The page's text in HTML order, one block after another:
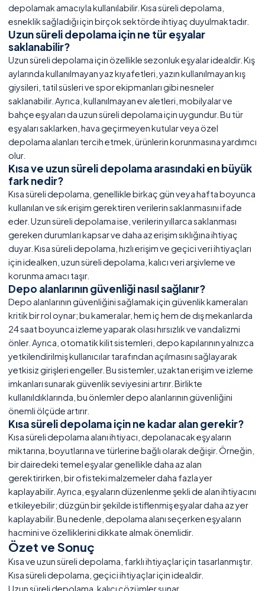
depolamak amacıyla kullanılabilir. Kısa süreli depolama,
esneklik sağladığı için birçok sektörde ihtiyaç duyulmaktadır.
Uzun süreli depolama için ne tür eşyalar
saklanabilir?
Uzun süreli depolama için özellikle sezonluk eşyalar idealdir. Kış
aylarında kullanılmayan yaz kıyafetleri, yazın kullanılmayan kış
giysileri, tatil süsleri ve spor ekipmanları gibi nesneler
saklanabilir. Ayrıca, kullanılmayan ev aletleri, mobilyalar ve
bahçe eşyaları da uzun süreli depolama için uygundur. Bu tür
eşyaları saklarken, hava geçirmeyen kutular veya özel
depolama alanları tercih etmek, ürünlerin korunmasına yardımcı
olur.
Kısa ve uzun süreli depolama arasındaki en büyük
fark nedir?
Kısa süreli depolama, genellikle birkaç gün veya hafta boyunca
kullanılan ve sık erişim gerektiren verilerin saklanmasını ifade
eder. Uzun süreli depolama ise, verilerin yıllarca saklanması
gereken durumları kapsar ve daha az erişim sıklığına ihtiyaç
duyar. Kısa süreli depolama, hızlı erişim ve geçici veri ihtiyaçları
için idealken, uzun süreli depolama, kalıcı veri arşivleme ve
korunma amacı taşır.
Depo alanlarının güvenliği nasıl sağlanır?
Depo alanlarının güvenliğini sağlamak için güvenlik kameraları
kritik bir rol oynar; bu kameralar, hem iç hem de dış mekanlarda
24 saat boyunca izleme yaparak olası hırsızlık ve vandalizmi
önler. Ayrıca, otomatik kilit sistemleri, depo kapılarının yalnızca
yetkilendirilmiş kullanıcılar tarafından açılmasını sağlayarak
yetkisiz girişleri engeller. Bu sistemler, uzaktan erişim ve izleme
imkanları sunarak güvenlik seviyesini artırır. Birlikte
kullanıldıklarında, bu önlemler depo alanlarının güvenliğini
önemli ölçüde artırır.
Kısa süreli depolama için ne kadar alan gerekir?
Kısa süreli depolama alanı ihtiyacı, depolanacak eşyaların
miktarına, boyutlarına ve türlerine bağlı olarak değişir. Örneğin,
bir dairedeki temel eşyalar genellikle daha az alan
gerektirirken, bir ofisteki malzemeler daha fazla yer
kaplayabilir. Ayrıca, eşyaların düzenlenme şekli de alan ihtiyacını
etkileyebilir; düzgün bir şekilde istiflenmiş eşyalar daha az yer
kaplayabilir. Bu nedenle, depolama alanı seçerken eşyaların
hacmini ve özelliklerini dikkate almak önemlidir.
Özet ve Sonuç
Kısa ve uzun süreli depolama, farklı ihtiyaçlar için tasarlanmıştır.
Kısa süreli depolama, geçici ihtiyaçlar için idealdir.
Uzun süreli depolama, kalıcı çözümler sunar.